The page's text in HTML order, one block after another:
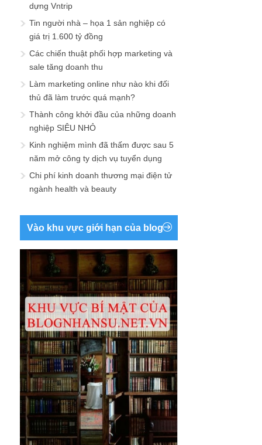
dựng Vntrip
Tin người nhà – họa 1 sản nghiệp có
giá trị 1.600 tỷ đồng
Các chiến thuật phối hợp marketing và
sale tăng doanh thu
Làm marketing online như nào khi đối
thủ đã làm trước quá mạnh?
Thành công khởi đầu của những doanh
nghiệp SIÊU NHỎ
Kinh nghiệm mình đã thấm được sau 5
năm mở công ty dịch vụ tuyển dụng
Chi phí kinh doanh thương mại điện tử
ngành health và beauty
Vào khu vực giới hạn của blog